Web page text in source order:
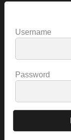
Username
Password